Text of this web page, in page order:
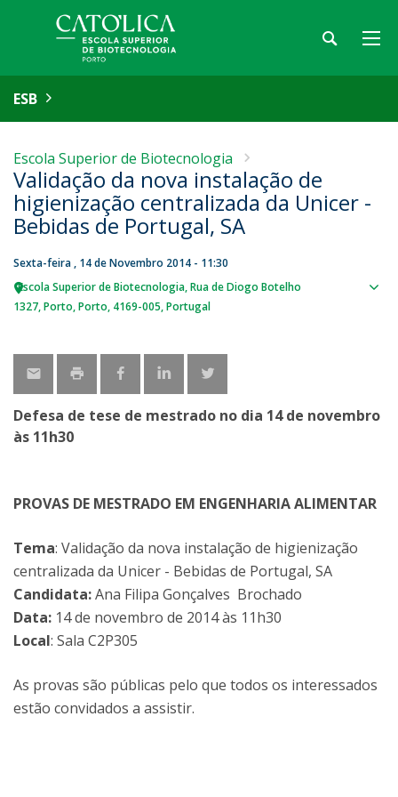
ESB
Escola Superior de Biotecnologia
Validação da nova instalação de
higienização centralizada da Unicer -
Bebidas de Portugal, SA
Sexta-feira , 14 de Novembro 2014 - 11:30
Escola Superior de Biotecnologia Rua de Diogo Botelho
1327 Porto Porto 4169-005 Portugal
Defesa de tese de mestrado no dia 14 de novembro
às 11h30
PROVAS DE MESTRADO EM ENGENHARIA ALIMENTAR
Tema: Validação da nova instalação de higienização
centralizada da Unicer - Bebidas de Portugal, SA
Candidata:Ana Filipa Gonçalves Brochado
Data: 14 de novembro de 2014 às 11h30
Local: Sala C2P305
As provas são públicas pelo que todos os interessados
estão convidados a assistir.